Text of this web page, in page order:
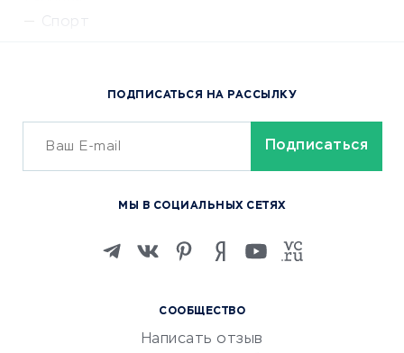
Спорт
Сервисы доставки
ОБУЧЕНИЕ И РАБОТА
Изучение иностранных
Маркетинг и продажи
Репетиторство
СООБЩЕСТВО
Написать отзыв
ПОДПИСАТЬСЯ НА РАССЫЛКУ
МЫ В СОЦИАЛЬНЫХ СЕТЯХ